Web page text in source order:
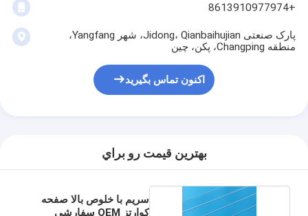
+8613910977974
پارک صنعتی Jidong، Qianbaihujian، شهر Yangfang،
منطقه Changping، پکن، چین
اکنون تماس بگیرید
بهترين قيمت رو براي
سریم با خلوص بالا صفحه
کوارتز OEM سفارشی